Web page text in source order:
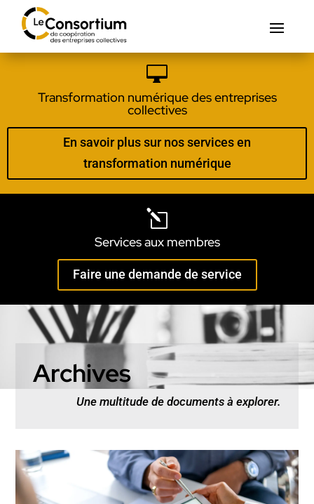

Transformation numérique des entreprises
collectives
En savoir plus sur nos services en
transformation numérique
l
Services aux membres
Faire une demande de service
Archives
Une multitude de documents à explorer.